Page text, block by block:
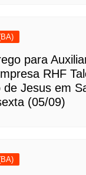
para
RHF
de Jesus em
(05/09)